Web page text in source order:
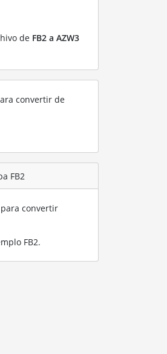
de FB2 a AZW3
convertir de
FB2
convertir
FB2.